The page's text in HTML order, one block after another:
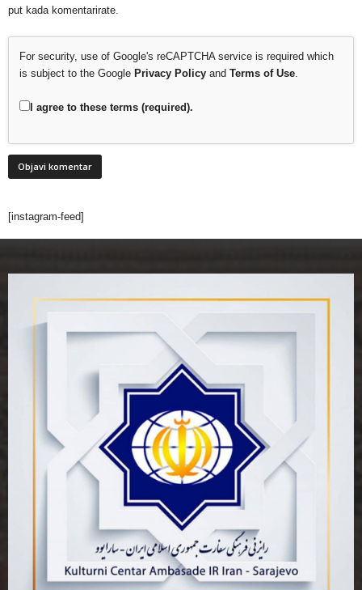
put kada komentarirate.
For security, use of Google's reCAPTCHA service is required which
is subject to the Google Privacy Policy and Terms of Use
I agree to these terms (required).
[instagram-feed]